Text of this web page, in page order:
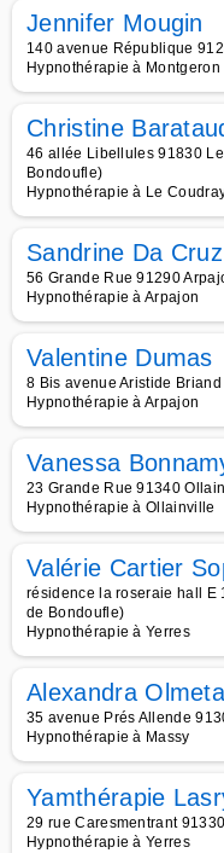
Jennifer Mougin
140 avenue République
Hypnothérapie à Montgeron
Christine
46 allée Libellules 91830
Bondoufle)
Hypnothérapie à Le
Sandrine Da Cruz
56 Grande Rue 91290
Hypnothérapie à Arpajon
Valentine Dumas
8 Bis avenue Aristide
Hypnothérapie à Arpajon
Vanessa
23 Grande Rue 91340
Hypnothérapie à Ollainville
Valérie Cartier
résidence la roseraie hall E
de Bondoufle)
Hypnothérapie à Yerres
Alexandra Olmeta
35 avenue Prés Allende
Hypnothérapie à Massy
Yamthérapie
29 rue Caresmentrant
Hypnothérapie à Yerres